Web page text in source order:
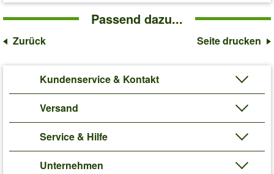
Passend dazu...
Zurück Seite drucken
Kundenservice & Kontakt
Versand
Service & Hilfe
Unternehmen